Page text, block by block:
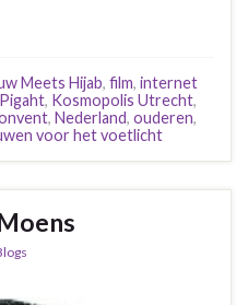
Meets Hijab, film, internet
, Kosmopolis Utrecht,
, Nederland, ouderen,
voor het voetlicht